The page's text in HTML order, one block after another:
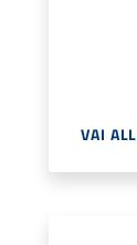
VAI